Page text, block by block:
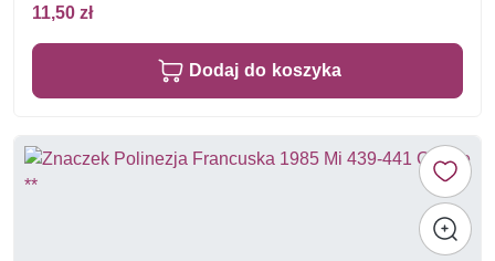
11,50 zł
Dodaj do koszyka